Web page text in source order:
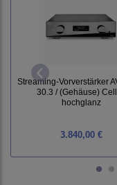
Streaming-Vorverstärker
30.3 / (Gehäuse)
hochglanz
3.840,00 €